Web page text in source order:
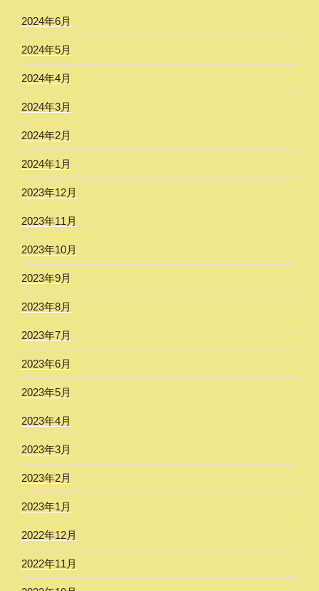
2024年6月
2024年5月
2024年4月
2024年3月
2024年2月
2024年1月
2023年12月
2023年11月
2023年10月
2023年9月
2023年8月
2023年7月
2023年6月
2023年5月
2023年4月
2023年3月
2023年2月
2023年1月
2022年12月
2022年11月